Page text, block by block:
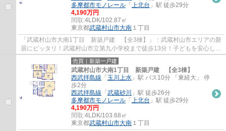
多摩都市モノレール 「 上北台 」駅 徒歩29分
4,190万円
間取:4LDK/102.87㎡
東京都武蔵村山市大南 １丁目
「武蔵村山市大南1丁目 新築戸建 【全3棟】」：武蔵村山市エリアの新
居にピッタリ！武蔵村山市立第九小学校まで徒歩13分！子どもを安心して
学校に通わせたいファミリーにおすすめで...
売買｜新築一戸建
武蔵村山市大南1丁目 新築戸建 【全3棟】
西武拝島線 「 玉川上水 」駅 バス10分 「東経大」 停
歩2分
西武拝島線 「 武蔵砂川
」駅 徒歩26分
多摩都市モノレール 「 上北台 」駅 徒歩29分
4,190万円
間取:4LDK/103.68㎡
東京都武蔵村山市大南 １丁目